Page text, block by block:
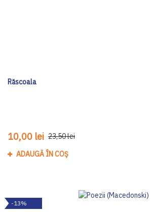
Răscoala
10,00 lei 23,50 lei
ADAUGĂ ÎN COȘ
-13%